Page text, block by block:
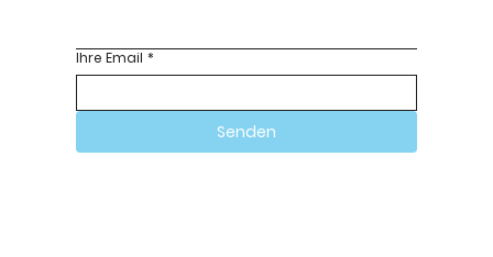
Ihre Email *
Senden